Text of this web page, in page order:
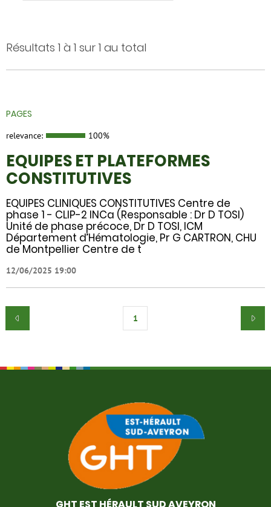
Résultats 1 à 1 sur 1 au total
PAGES
relevance: 100%
EQUIPES ET PLATEFORMES
CONSTITUTIVES
EQUIPES CLINIQUES CONSTITUTIVES Centre de
phase 1 - CLIP-2 INCa (Responsable : Dr D TOSI)
Unité de phase précoce, Dr D TOSI, ICM
Département d’Hématologie, Pr G CARTRON, CHU
de Montpellier Centre de t
12/06/2025 19:00
1
GHT EST HÉRAULT SUD AVEYRON